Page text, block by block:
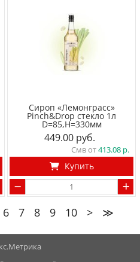
Сироп «Лемонграсс»
Pinch&Drop стекло 1л
D=85,H=330мм
449.00
Смв от413.08
Купить
6 7 8 9 10 > ≫